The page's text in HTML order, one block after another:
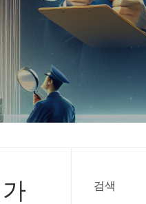
검색